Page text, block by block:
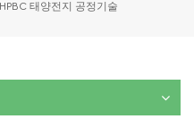
HPBC 태양전지 공정기술